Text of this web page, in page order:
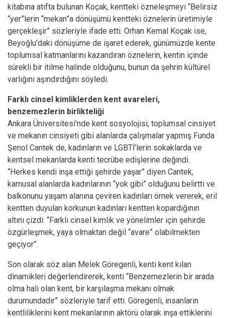
kitabına atıfta bulunan Koçak, kentteki özneleşmeyi “Belirsiz
“yer”lerin “mekan”a dönüşümü kentteki öznelerin üretimiyle
gerçekleşir” sözleriyle ifade etti. Orhan Kemal Koçak ise,
Beyoğlu’daki dönüşüme de işaret ederek, günümüzde kente
toplumsal katmanlarını kazandıran öznelerin, kentin içinde
sürekli bir itilme halinde olduğunu, bunun da şehrin kültürel
varlığını aşındırdığını söyledi.
Farklı cinsel kimliklerden kent avareleri,
benzemezlerin birlikteliği
Ankara Üniversitesi’nde kent sosyolojisi, toplumsal cinsiyet
ve mekanın cinsiyeti gibi alanlarda çalışmalar yapmış Funda
Şenol Cantek de, kadınların ve LGBTİ’lerin sokaklarda ve
kentsel mekanlarda kenti tecrübe edişlerine değindi.
“Herkes kendi inşa ettiği şehirde yaşar” diyen Cantek,
kamusal alanlarda kadınlarının “yok gibi” olduğunu belirtti ve
balkonunu yaşam alanına çeviren kadınları örnek vererek, eril
kentten duyulan korkunun kadınları kentten kopardığının
altını çizdi: “Farklı cinsel kimlik ve yönelimler için şehirde
özgürleşmek, yaya olmaktan değil “avare” olabilmekten
geçiyor”.
Son olarak söz alan Melek Göregenli, kenti kent kılan
dinamikleri değerlendirerek, kenti “Benzemezlerin bir arada
olma hali olan kent, bir karşılaşma mekanı olmak
durumundadır” sözleriyle tarif etti. Göregenli, insanların
kentliliklerini kent mekanlarının aktörü olarak inşa ettiklerini